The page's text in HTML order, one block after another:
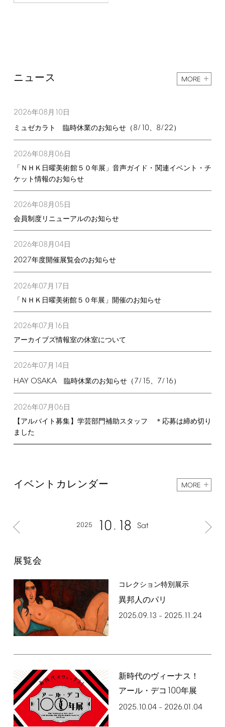
ニュース MORE
2026年08月 10日
ミュゼカラト 臨時休業のお知らせ（8/10、 8/22）
2026年08月 06日
「ＮＨＫ日曜美術館５０年展」音声ガイド・関連イベント・チ
ケット情報のお知らせ
2026年08月 05日
会員制度リニューアルのお知らせ
2026年08月 04日
2027年度開催展覧会のお知らせ
2026年07月 17日
「ＮＨＫ日曜美術館５０年展」開催のお知らせ
2026年07月 16日
アーカイブズ情報室の休室について
2026年07月 14日
HAY OSAKA臨時休業のお知らせ（7/15、 7/16）
2026年07月 06日
【アルバイト募集】学芸部門補助スタッフ ＊応募は締め切り
ました
イベントカレンダー MORE
2025 10 18 Sat
展覧会
コレクション特別展示
異邦人のパリ
2025.09.13 – 2025.11.24
新時代のヴィーナス！
アール・デコ 100年展
2025.10.04– 2026.01.04